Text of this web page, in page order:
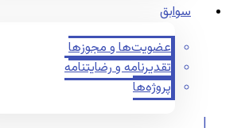
سوابق
عضویت‌ها و مجوزها
تقدیرنامه و رضایتنامه
پروژه‌ها